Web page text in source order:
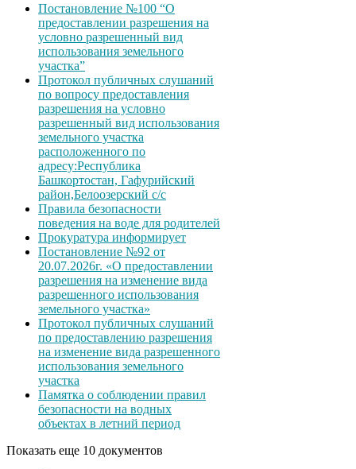
Постановление №100 “О
предоставлении разрешения на
условно разрешенный вид
использования земельного
участка”
Протокол публичных слушаний
по вопросу предоставления
разрешения на условно
разрешенный вид использования
земельного участка
расположенного по
адресу:Республика
Башкортостан, Гафурийский
район,Белоозерский с/с
Правила безопасности
поведения на воде для родителей
Прокуратура информирует
Постановление №92 от
20.07.2026г. «О предоставлении
разрешения на изменение вида
разрешенного использования
земельного участка»
Протокол публичных слушаний
по предоставлению разрешения
на изменение вида разрешенного
использования земельного
участка
Памятка о соблюдении правил
безопасности на водных
объектах в летний период
Показать еще 10 документов